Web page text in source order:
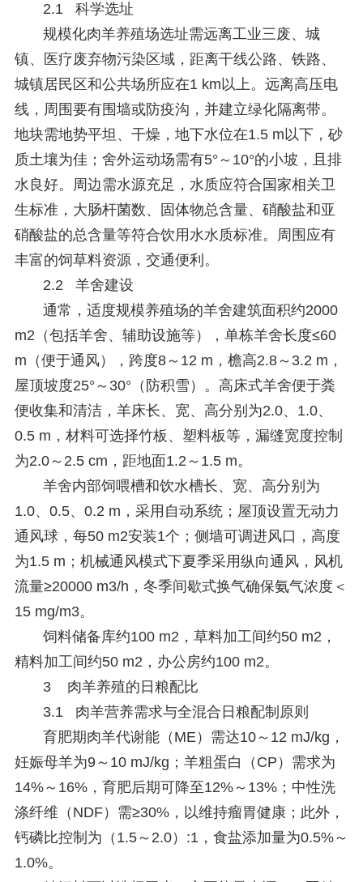
2.1 科学选址
规模化肉羊养殖场选址需远离工业三废、城
镇、医疗废弃物污染区域，距离干线公路、铁路、
城镇居民区和公共场所应在1 km以上。远离高压电
线，周围要有围墙或防疫沟，并建立绿化隔离带。
地块需地势平坦、干燥，地下水位在1.5 m以下，砂
质土壤为佳；舍外运动场需有5°～10°的小坡，且排
水良好。周边需水源充足，水质应符合国家相关卫
生标准，大肠杆菌数、固体物总含量、硝酸盐和亚
硝酸盐的总含量等符合饮用水水质标准。周围应有
丰富的饲草料资源，交通便利。
2.2 羊舍建设
通常，适度规模养殖场的羊舍建筑面积约2000
m2（包括羊舍、辅助设施等），单栋羊舍长度≤60
m（便于通风），跨度8～12 m，檐高2.8～3.2 m，
屋顶坡度25°～30°（防积雪）。高床式羊舍便于粪
便收集和清洁，羊床长、宽、高分别为2.0、1.0、
0.5 m，材料可选择竹板、塑料板等，漏缝宽度控制
为2.0～2.5 cm，距地面1.2～1.5 m。
羊舍内部饲喂槽和饮水槽长、宽、高分别为
1.0、0.5、0.2 m，采用自动系统；屋顶设置无动力
通风球，每50 m2安装1个；侧墙可调进风口，高度
为1.5 m；机械通风模式下夏季采用纵向通风，风机
流量≥20000 m3/h，冬季间歇式换气确保氨气浓度＜
15 mg/m3。
饲料储备库约100 m2，草料加工间约50 m2，
精料加工间约50 m2，办公房约100 m2。
3 肉羊养殖的日粮配比
3.1 肉羊营养需求与全混合日粮配制原则
育肥期肉羊代谢能（ME）需达10～12 mJ/kg，
妊娠母羊为9～10 mJ/kg；羊粗蛋白（CP）需求为
14%～16%，育肥后期可降至12%～13%；中性洗
涤纤维（NDF）需≥30%，以维持瘤胃健康；此外，
钙磷比控制为（1.5～2.0）:1，食盐添加量为0.5%～
1.0%。